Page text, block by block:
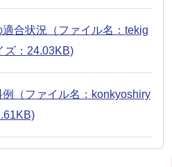
適合状況（ファイル名：tekig
ズ：24.03KB)
例（ファイル名：konkyoshiry